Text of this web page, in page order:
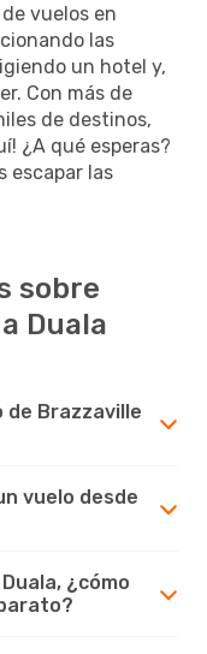
vuelos en
las
un hotel y,
Con más de
de destinos,
¿A qué esperas?
escapar las
sobre
Duala
de Brazzaville
vuelo desde
¿cómo